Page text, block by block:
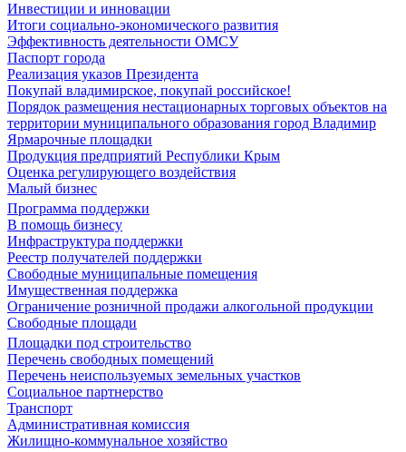
Инвестиции и инновации
Итоги социально-экономического развития
Эффективность деятельности ОМСУ
Паспорт города
Реализация указов Президента
Покупай владимирское, покупай российское!
Порядок размещения нестационарных торговых объектов на
территории муниципального образования город Владимир
Ярмарочные площадки
Продукция предприятий Республики Крым
Оценка регулирующего воздействия
Малый бизнес
Программа поддержки
В помощь бизнесу
Инфраструктура поддержки
Реестр получателей поддержки
Свободные муниципальные помещения
Имущественная поддержка
Ограничение розничной продажи алкогольной продукции
Свободные площади
Площадки под строительство
Перечень свободных помещений
Перечень неиспользуемых земельных участков
Социальное партнерство
Транспорт
Административная комиссия
Жилищно-коммунальное хозяйство